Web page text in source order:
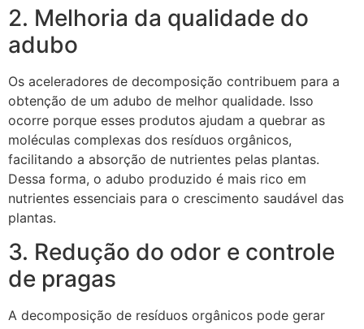
2. Melhoria da qualidade do
adubo
Os aceleradores de decomposição contribuem para a
obtenção de um adubo de melhor qualidade. Isso
ocorre porque esses produtos ajudam a quebrar as
moléculas complexas dos resíduos orgânicos,
facilitando a absorção de nutrientes pelas plantas.
Dessa forma, o adubo produzido é mais rico em
nutrientes essenciais para o crescimento saudável das
plantas.
3. Redução do odor e controle
de pragas
A decomposição de resíduos orgânicos pode gerar